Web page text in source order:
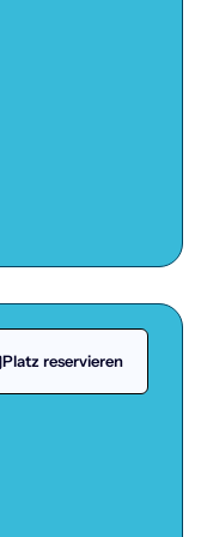
Platz reservieren